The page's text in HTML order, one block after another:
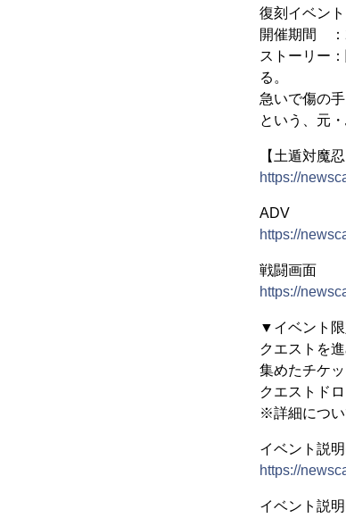
復刻イベン
開催期間 ：
ストーリー
る。
急いで傷の
という、元
【土遁対魔
https://
ADV
https://
戦闘画面
https://
▼イベント限
クエストを
集めたチケ
クエストド
※詳細につい
イベント説
https://
イベント説